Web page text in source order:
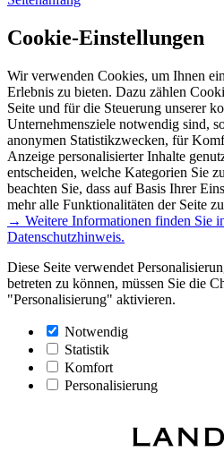
Cookie-Einstellungen
Wir verwenden Cookies, um Ihnen
Erlebnis zu bieten. Dazu zählen
Seite und für die Steuerung unserer
Unternehmensziele notwendig sind,
anonymen Statistikzwecken, für
Anzeige personalisierter Inhalte
entscheiden, welche Kategorien Sie
beachten Sie, dass auf Basis Ihrer
mehr alle Funktionalitäten der Seite
→ Weitere Informationen finden Sie
Datenschutzhinweis.
Diese Seite verwendet
betreten zu können, müssen Sie die
"Personalisierung" aktivieren.
Notwendig
Statistik
Komfort
Personalisierung